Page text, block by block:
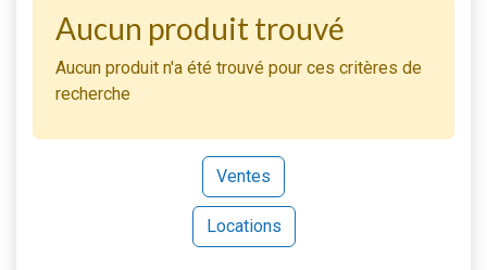
Aucun produit trouvé
Aucun produit n'a été trouvé pour ces critères de
recherche
Ventes
Locations